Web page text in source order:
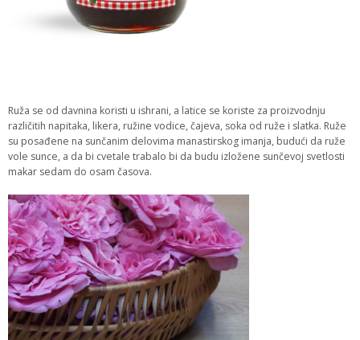
Ruža se od davnina koristi u ishrani, a latice se koriste za proizvodnju
različitih napitaka, likera, ružine vodice, čajeva, soka od ruže i slatka. Ruže
su posađene na sunčanim delovima manastirskog imanja, budući da ruže
vole sunce, a da bi cvetale trabalo bi da budu izložene sunčevoj svetlosti
makar sedam do osam časova.